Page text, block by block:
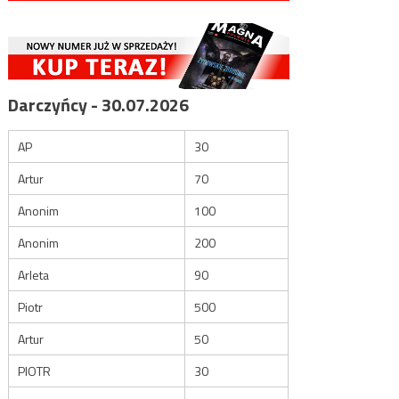
Darczyńcy - 30.07.2026
AP
30
Artur
70
Anonim
100
Anonim
200
Arleta
90
Piotr
500
Artur
50
PIOTR
30